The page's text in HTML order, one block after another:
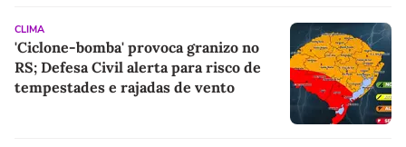
CLIMA
'Ciclone-bomba' provoca granizo no
RS; Defesa Civil alerta para risco de
tempestades e rajadas de vento